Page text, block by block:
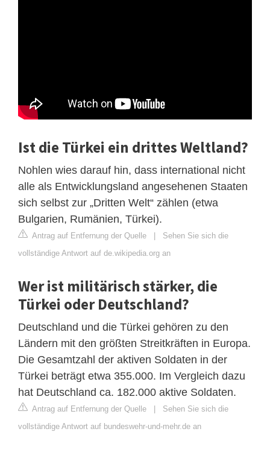
Ist die Türkei ein drittes Weltland?
Nohlen wies darauf hin, dass international nicht
alle als Entwicklungsland angesehenen Staaten
sich selbst zur „Dritten Welt“ zählen (etwa
Bulgarien, Rumänien, Türkei).
Antrag auf Entfernung der Quelle | Sehen Sie sich die
vollständige Antwort auf de.wikipedia.org an
Wer ist militärisch stärker, die
Türkei oder Deutschland?
Deutschland und die Türkei gehören zu den
Ländern mit den größten Streitkräften in Europa.
Die Gesamtzahl der aktiven Soldaten in der
Türkei beträgt etwa 355.000. Im Vergleich dazu
hat Deutschland ca. 182.000 aktive Soldaten.
Antrag auf Entfernung der Quelle | Sehen Sie sich die
vollständige Antwort auf bundeswehr-und-mehr.de an